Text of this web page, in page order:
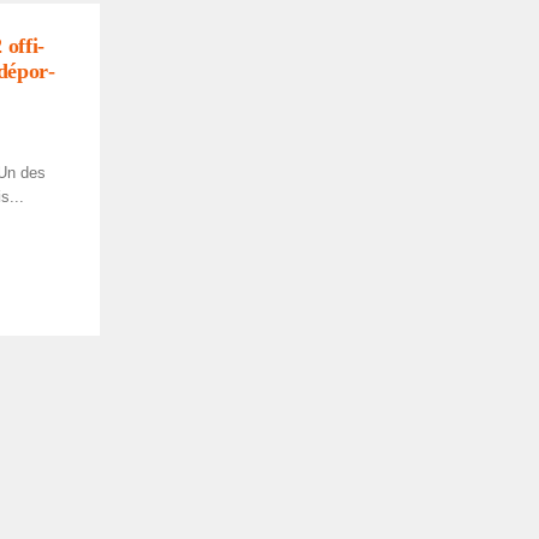
offi­
des